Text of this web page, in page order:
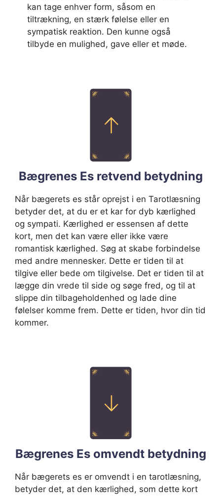
kan tage enhver form, såsom en
tiltrækning, en stærk følelse eller en
sympatisk reaktion. Den kunne også
tilbyde en mulighed, gave eller et møde.
Bægrenes Es retvend betydning
Når bægerets es står oprejst i en Tarotlæsning
betyder det, at du er et kar for dyb kærlighed
og sympati. Kærlighed er essensen af dette
kort, men det kan være eller ikke være
romantisk kærlighed. Søg at skabe forbindelse
med andre mennesker. Dette er tiden til at
tilgive eller bede om tilgivelse. Det er tiden til at
lægge din vrede til side og søge fred, og til at
slippe din tilbageholdenhed og lade dine
følelser komme frem. Dette er tiden, hvor din tid
kommer.
Bægrenes Es omvendt betydning
Når bægerets es er omvendt i en tarotlæsning,
betyder det, at den kærlighed, som dette kort